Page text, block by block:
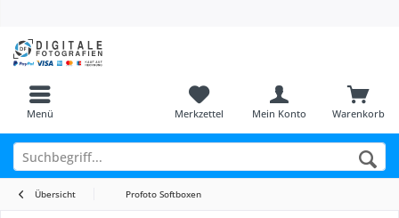
Menü Warenkorb
Merkzettel Mein Konto
Übersicht Profoto Softboxen